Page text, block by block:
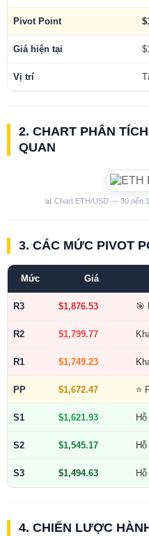
Pivot Point
Giá hiện tại
Vị trí
2. CHART PHÂN
QUAN
📊 Chart ETH/USD — 30 nến
3. CÁC MỨC PIVOT
Mức Giá
R3 $1,876.53 🎯
R2 $1,799.77
R1 $1,749.23
PP $1,672.47 ⭐
S1 $1,621.93
S2 $1,545.17
S3 $1,494.63
4. CHIẾN LƯỢC